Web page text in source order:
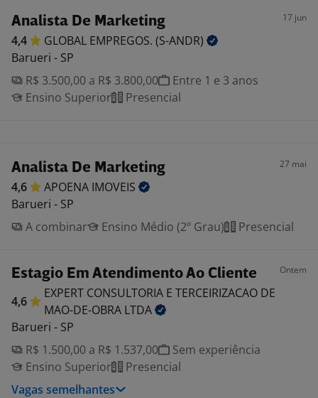
Analista De Marketing 17 jun
4,4 GLOBAL EMPREGOS. (S-ANDR)
Barueri - SP
R$ 3.500,00 a R$ 3.800,00
Entre 1 e 3 anos
Ensino Superior
Presencial
Analista De Marketing 27 mai
4,6 APOENA IMOVEIS
Barueri - SP
A combinar
Ensino Médio (2º Grau) Presencial
Estagio Em Atendimento Ao Cliente Ontem
4,6
EXPERT CONSULTORIA E TERCEIRIZACAO DE
MAO-DE-OBRA LTDA
Barueri - SP
R$ 1.500,00 a R$ 1.537,00
Sem experiência
Ensino Superior
Presencial
Vagas semelhantes